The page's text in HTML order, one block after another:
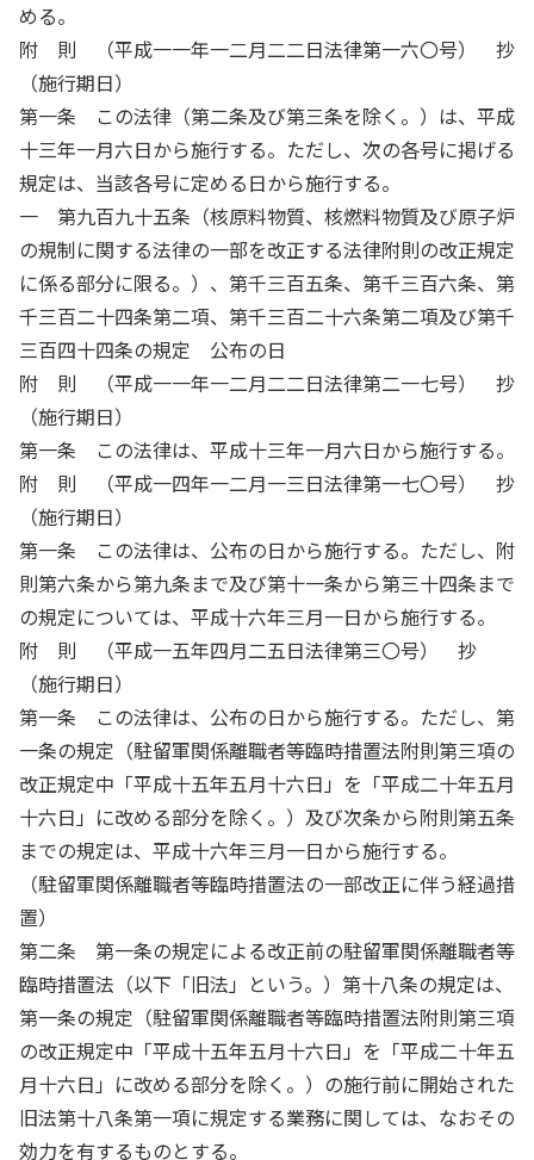
める。
附 則 （平成一一年一二月二二日法律第一六〇号） 抄
（施行期日）
第一条 この法律（第二条及び第三条を除く。）は、平成
十三年一月六日から施行する。ただし、次の各号に掲げる
規定は、当該各号に定める日から施行する。
一 第九百九十五条（核原料物質、核燃料物質及び原子炉
の規制に関する法律の一部を改正する法律附則の改正規定
に係る部分に限る。）、第千三百五条、第千三百六条、第
千三百二十四条第二項、第千三百二十六条第二項及び第千
三百四十四条の規定 公布の日
附 則 （平成一一年一二月二二日法律第二一七号） 抄
（施行期日）
第一条 この法律は、平成十三年一月六日から施行する。
附 則 （平成一四年一二月一三日法律第一七〇号） 抄
（施行期日）
第一条 この法律は、公布の日から施行する。ただし、附
則第六条から第九条まで及び第十一条から第三十四条まで
の規定については、平成十六年三月一日から施行する。
附 則 （平成一五年四月二五日法律第三〇号） 抄
（施行期日）
第一条 この法律は、公布の日から施行する。ただし、第
一条の規定（駐留軍関係離職者等臨時措置法附則第三項の
改正規定中「平成十五年五月十六日」を「平成二十年五月
十六日」に改める部分を除く。）及び次条から附則第五条
までの規定は、平成十六年三月一日から施行する。
（駐留軍関係離職者等臨時措置法の一部改正に伴う経過措
置）
第二条 第一条の規定による改正前の駐留軍関係離職者等
臨時措置法（以下「旧法」という。）第十八条の規定は、
第一条の規定（駐留軍関係離職者等臨時措置法附則第三項
の改正規定中「平成十五年五月十六日」を「平成二十年五
月十六日」に改める部分を除く。）の施行前に開始された
旧法第十八条第一項に規定する業務に関しては、なおその
効力を有するものとする。